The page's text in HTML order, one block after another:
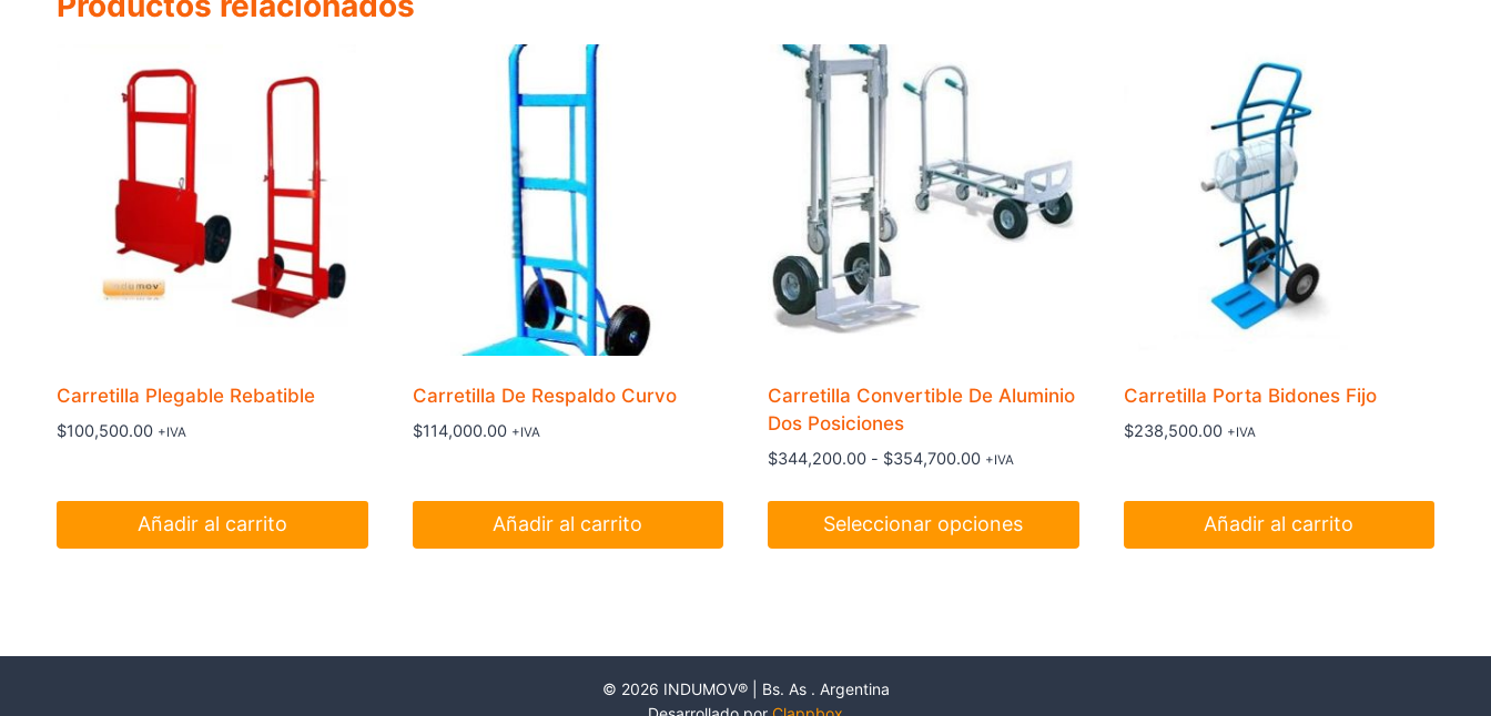
Carretilla Plegable Rebatible
$100,500.00 +IVA
Añadir al carrito
Carretilla De Respaldo Curvo
$114,000.00 +IVA
Añadir al carrito
Carretilla Convertible De Aluminio
Dos Posiciones
$344,200.00 - $354,700.00Rango
desde
+IVA
Seleccionar opciones
múltiples
variantes.
Las
Carretilla Porta Bidones Fijo
$238,500.00 +IVA
Añadir al carrito
© 2026 INDUMOV® | Bs. As . Argentina